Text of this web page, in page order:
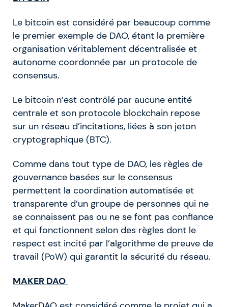
Le bitcoin est considéré par beaucoup comme
le premier exemple de DAO, étant la première
organisation véritablement décentralisée et
autonome coordonnée par un protocole de
consensus.
Le bitcoin n’est contrôlé par aucune entité
centrale et son protocole blockchain repose
sur un réseau d’incitations, liées à son jeton
cryptographique (BTC).
Comme dans tout type de DAO, les règles de
gouvernance basées sur le consensus
permettent la coordination automatisée et
transparente d’un groupe de personnes qui ne
se connaissent pas ou ne se font pas confiance
et qui fonctionnent selon des règles dont le
respect est incité par l’algorithme de preuve de
travail (PoW) qui garantit la sécurité du réseau.
MAKER DAO